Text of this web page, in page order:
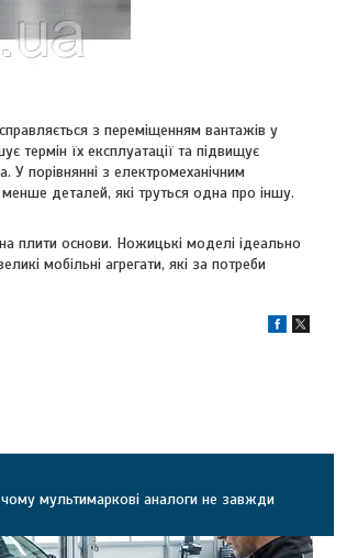
з переміщенням вантажів у
термін їх експлуатації та підвищує
У порівнянні з електромеханічним
деталей, які труться одна про іншу.
плити основи. Ножицькі моделі ідеально
мобільні агрегати, які за потреби
мультимаркові аналоги не завжди